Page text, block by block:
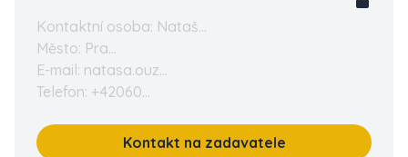
Kontaktní osoba: Nataš...
Město: Pra...
E-mail: natasa.ouz...
Telefon: +42060...
Kontakt na zadavatele